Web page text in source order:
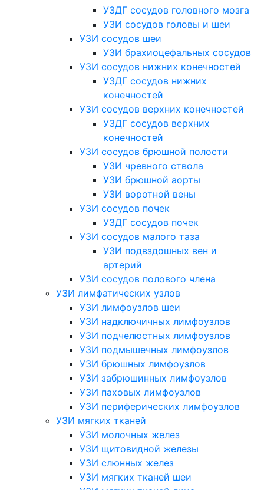
УЗДГ сосудов головного мозга
УЗИ сосудов головы и шеи
УЗИ сосудов шеи
УЗИ брахиоцефальных сосудов
УЗИ сосудов нижних конечностей
УЗДГ сосудов нижних
конечностей
УЗИ сосудов верхних конечностей
УЗДГ сосудов верхних
конечностей
УЗИ сосудов брюшной полости
УЗИ чревного ствола
УЗИ брюшной аорты
УЗИ воротной вены
УЗИ сосудов почек
УЗДГ сосудов почек
УЗИ сосудов малого таза
УЗИ подвздошных вен и
артерий
УЗИ сосудов полового члена
УЗИ лимфатических узлов
УЗИ лимфоузлов шеи
УЗИ надключичных лимфоузлов
УЗИ подчелюстных лимфоузлов
УЗИ подмышечных лимфоузлов
УЗИ брюшных лимфоузлов
УЗИ забрюшинных лимфоузлов
УЗИ паховых лимфоузлов
УЗИ периферических лимфоузлов
УЗИ мягких тканей
УЗИ молочных желез
УЗИ щитовидной железы
УЗИ слюнных желез
УЗИ мягких тканей шеи